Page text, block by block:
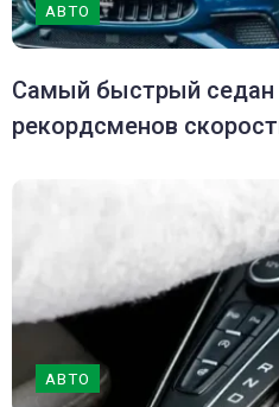
АВТО
Самый быстрый седан
рекордсменов
АВТО